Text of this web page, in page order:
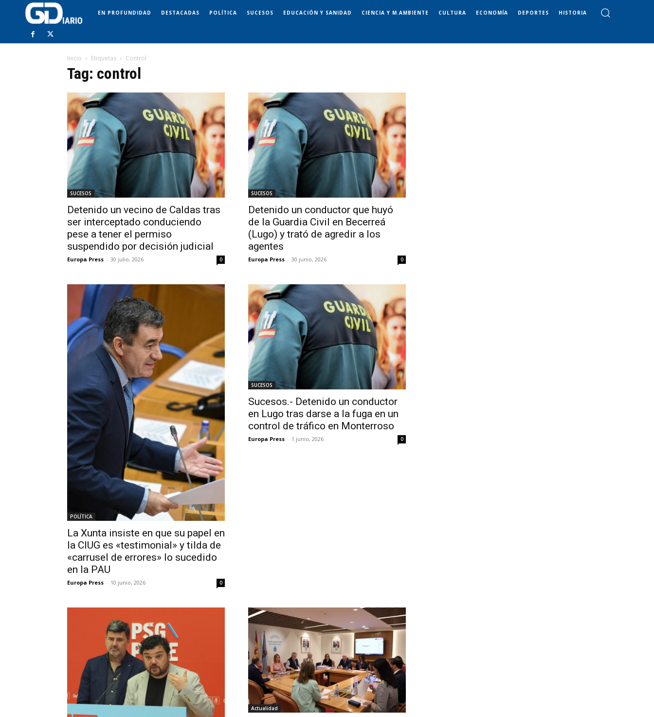
EN PROFUNDIDAD DESTACADAS POLÍTICA SUCESOS EDUCACIÓN Y SANIDAD CIENCIA Y M.AMBIENTE CULTURA ECONOMÍA DEPORTES HISTORIA
Inicio Etiquetas Control
Tag: control
SUCESOS
Detenido un vecino de Caldas tras
ser interceptado conduciendo
pese a tener el permiso
suspendido por decisión judicial
Europa Press - 30 julio, 2026 0
SUCESOS
Detenido un conductor que huyó
de la Guardia Civil en Becerreá
(Lugo) y trató de agredir a los
agentes
Europa Press - 30 junio, 2026 0
POLÍTICA
La Xunta insiste en que su papel en
la CIUG es «testimonial» y tilda de
«carrusel de errores» lo sucedido
en la PAU
Europa Press - 10 junio, 2026 0
SUCESOS
Sucesos.- Detenido un conductor
en Lugo tras darse a la fuga en un
control de tráfico en Monterroso
Europa Press - 1 junio, 2026 0
Actualidad